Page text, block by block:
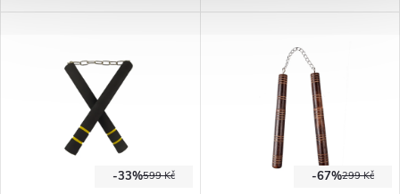
nemusíte bát újmy na zdraví.
nemusíte bát újmy na zdraví.
599 Kč
-33% 299 Kč
-67%